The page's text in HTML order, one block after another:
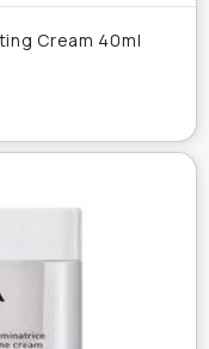
Cream 40ml